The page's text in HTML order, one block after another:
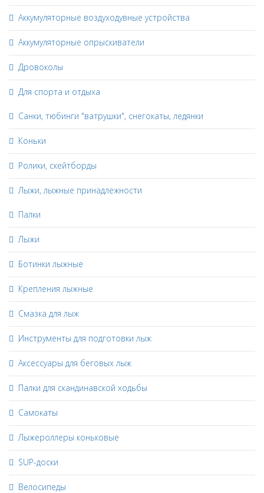
Аккумуляторные воздуходувные устройства
Аккумуляторные опрыскиватели
Дровоколы
Для спорта и отдыха
Санки, тюбинги "ватрушки", снегокаты, ледянки
Коньки
Ролики, скейтборды
Лыжи, лыжные принадлежности
Палки
Лыжи
Ботинки лыжные
Крепления лыжные
Смазка для лыж
Инструменты для подготовки лыж
Аксессуары для беговых лыж
Палки для скандинавской ходьбы
Самокаты
Лыжероллеры коньковые
SUP-доски
Велосипеды